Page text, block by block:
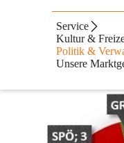
Service
Kultur &
Politik &
Unsere